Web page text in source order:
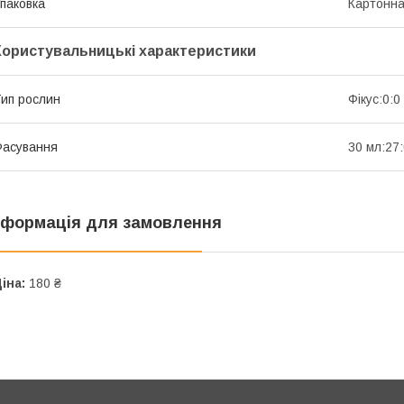
характеристики
рослин Фікус:0:0
30
для замовлення
180 ₴